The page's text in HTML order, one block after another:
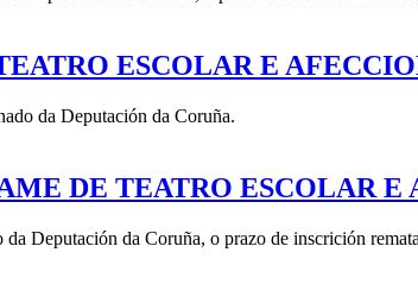
ESCOLAR E
da Deputación da Coruña.
DE TEATRO ESCOLAR
Deputación da Coruña, o prazo de inscrición